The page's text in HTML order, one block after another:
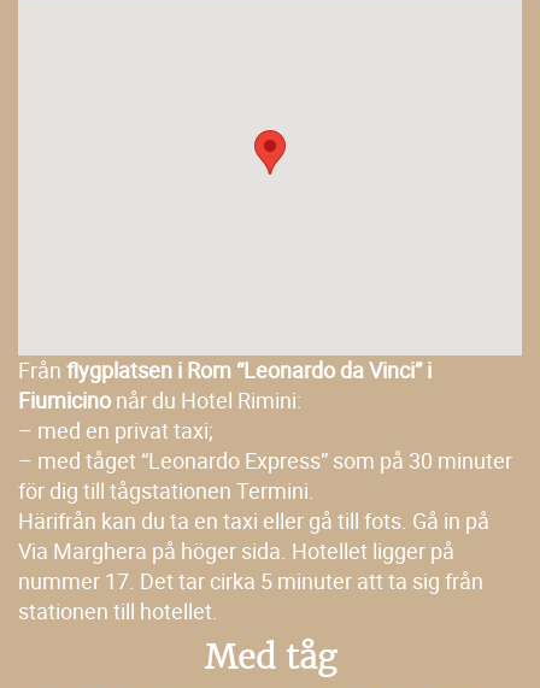
Från flygplatsen i Rom “Leonardo da Vinci” i
Fiumicino når du Hotel Rimini:
– med en privat taxi;
– med tåget “Leonardo Express” som på 30 minuter
för dig till tågstationen Termini.
Härifrån kan du ta en taxi eller gå till fots. Gå in på
Via Marghera på höger sida. Hotellet ligger på
nummer 17. Det tar cirka 5 minuter att ta sig från
stationen till hotellet.
Med tåg